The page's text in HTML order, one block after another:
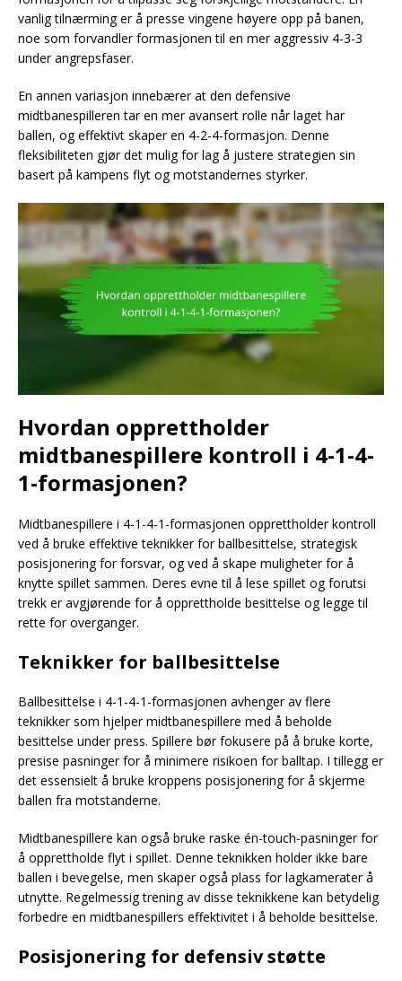
vanlig tilnærming er å presse vingene høyere opp på banen,
noe som forvandler formasjonen til en mer aggressiv 4-3-3
under angrepsfaser.
En annen variasjon innebærer at den defensive
midtbanespilleren tar en mer avansert rolle når laget har
ballen, og effektivt skaper en 4-2-4-formasjon. Denne
fleksibiliteten gjør det mulig for lag å justere strategien sin
basert på kampens flyt og motstandernes styrker.
Hvordan opprettholder
midtbanespillere kontroll i 4-1-4-
1-formasjonen?
Midtbanespillere i 4-1-4-1-formasjonen opprettholder kontroll
ved å bruke effektive teknikker for ballbesittelse, strategisk
posisjonering for forsvar, og ved å skape muligheter for å
knytte spillet sammen. Deres evne til å lese spillet og forutsi
trekk er avgjørende for å opprettholde besittelse og legge til
rette for overganger.
Teknikker for ballbesittelse
Ballbesittelse i 4-1-4-1-formasjonen avhenger av flere
teknikker som hjelper midtbanespillere med å beholde
besittelse under press. Spillere bør fokusere på å bruke korte,
presise pasninger for å minimere risikoen for balltap. I tillegg er
det essensielt å bruke kroppens posisjonering for å skjerme
ballen fra motstanderne.
Midtbanespillere kan også bruke raske én-touch-pasninger for
å opprettholde flyt i spillet. Denne teknikken holder ikke bare
ballen i bevegelse, men skaper også plass for lagkamerater å
utnytte. Regelmessig trening av disse teknikkene kan betydelig
forbedre en midtbanespillers effektivitet i å beholde besittelse.
Posisjonering for defensiv støtte